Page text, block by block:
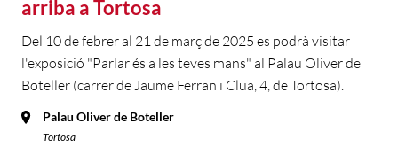
arriba a Tortosa
Del 10 de febrer al 21 de març de 2025 es podrà visitar
l'exposició "Parlar és a les teves mans" al Palau Oliver de
Boteller (carrer de Jaume Ferran i Clua, 4, de Tortosa).
Palau Oliver de Boteller
Tortosa